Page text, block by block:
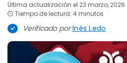
Última actualización el 23 marzo, 2026
⏲️ Tiempo de lectura: 4 minutos
Verificado porInés Ledo